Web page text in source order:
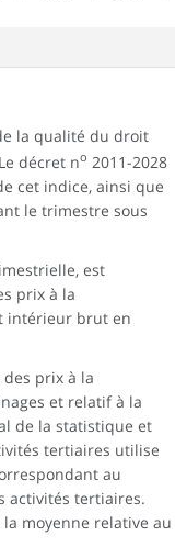
la qualité du droit
décret no 2011-2028
cet indice, ainsi que
le trimestre sous
est
prix à la
intérieur brut en
prix à la
et relatif à la
de la statistique et
tertiaires utilise
au
activités tertiaires.
moyenne relative au